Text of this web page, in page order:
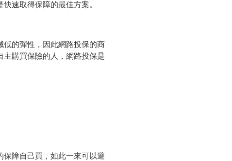
速取得保障的最佳方案。
低的彈性，因此網路投保的商
購買保險的人，網路投保是
障自己買，如此一來可以避